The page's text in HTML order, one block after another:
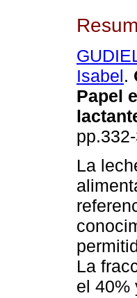
Isabel.
Papel
La
La
el 40%